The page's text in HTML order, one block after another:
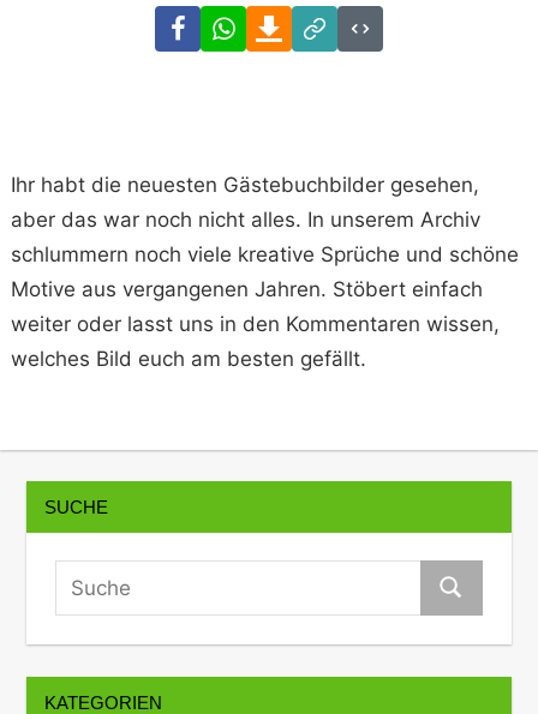
FacebookWhatsAppDownload
Link
Code
Ihr habt die neuesten Gästebuchbilder gesehen,
aber das war noch nicht alles. In unserem Archiv
schlummern noch viele kreative Sprüche und schöne
Motive aus vergangenen Jahren. Stöbert einfach
weiter oder lasst uns in den Kommentaren wissen,
welches Bild euch am besten gefällt.
SUCHE
KATEGORIEN